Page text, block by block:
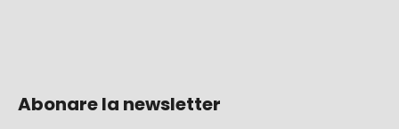
Abonare la newsletter